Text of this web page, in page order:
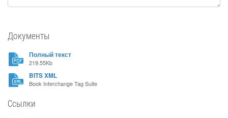
Документы
Полный текст
219.55Kb
BITS XML
Book Interchange Tag Suite
Ссылки